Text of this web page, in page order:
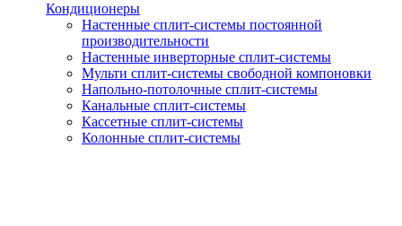
Кондиционеры
Настенные сплит-системы постоянной
производительности
Настенные инверторные сплит-системы
Мульти сплит-системы свободной компоновки
Напольно-потолочные сплит-системы
Канальные сплит-системы
Кассетные сплит-системы
Колонные сплит-системы